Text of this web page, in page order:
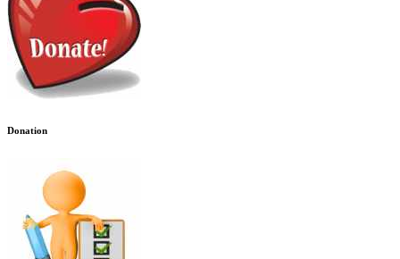
Donation